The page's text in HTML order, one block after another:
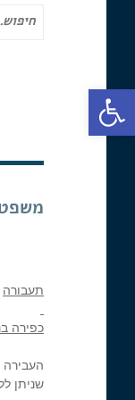
פתח סרגל נגישות
תעבורה
כפירה
העבירה
שניתן